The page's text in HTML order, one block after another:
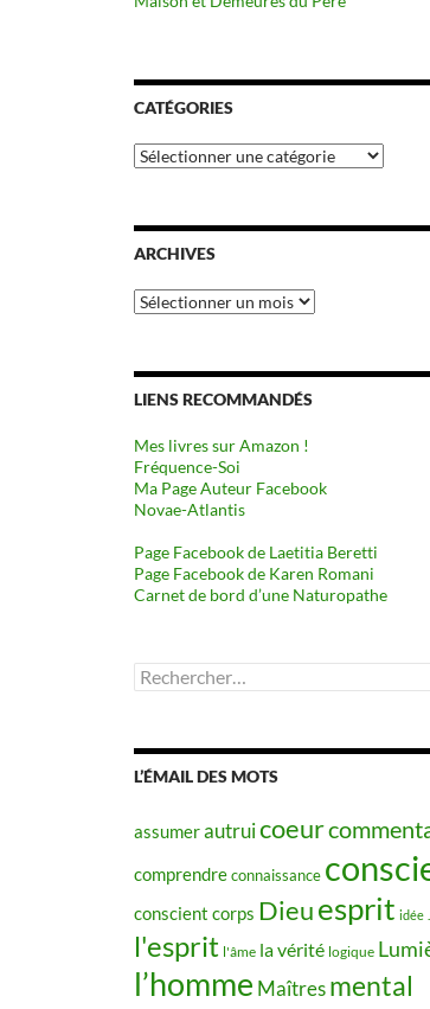
CATÉGORIES
Catégories
ARCHIVES
Archives
LIENS RECOMMANDÉS
Mes livres sur Amazon !
Fréquence-Soi
Ma Page Auteur Facebook
Novae-Atlantis
Page Facebook de Laetitia Beretti
Page Facebook de Karen Romani
Carnet de bord d’une Naturopathe
Rechercher :
L’ÉMAIL DES MOTS
assumerautruicoeur
comprendreconnaissance
conscient corps Dieuesprit idée
l'esprit l'âme la vérité logique
l’homme Maîtres mental